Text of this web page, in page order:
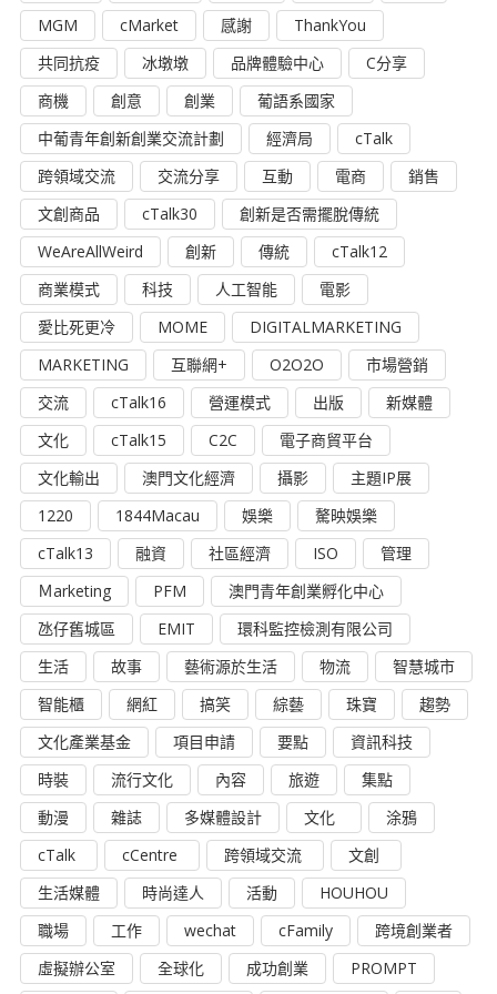
MGM
cMarket 感謝
ThankYou
共同抗疫
冰墩墩 品牌體驗中心
C分享
商機
創意 創業
葡語系國家
中葡青年創新創業交流計劃
經濟局
cTalk
跨領域交流
交流分享 互動 電商
銷售
文創商品
cTalk30
創新是否需擺脫傳統
WeAreAllWeird
創新 傳統
cTalk12
商業模式
科技 人工智能
電影
愛比死更冷
MOME
DIGITALMARKETING
MARKETING
互聯網+ O2O2O
市場營銷
交流
cTalk16 營運模式 出版
新媒體
文化
cTalk15 C2C
電子商貿平台
文化輸出
澳門文化經濟 攝影
主題IP展
1220
1844Macau 娛樂
驁映娛樂
cTalk13
融資 社區經濟 ISO
管理
Ｍarketing
PFM
澳門青年創業孵化中心
氹仔舊城區
EMIT
環科監控檢測有限公司
生活
故事 藝術源於生活 物流
智慧城市
智能櫃
網紅 搞笑 綜藝 珠寶
趨勢
文化產業基金
項目申請 要點
資訊科技
時裝
流行文化 內容 旅遊
集點
動漫
雜誌 多媒體設計 文化
涂鴉
cTalk
cCentre 跨領域交流
文創
生活媒體
時尚達人 活動
HOUHOU
職場
工作 wechat cFamily
跨境創業者
虛擬辦公室
全球化 成功創業
PROMPT